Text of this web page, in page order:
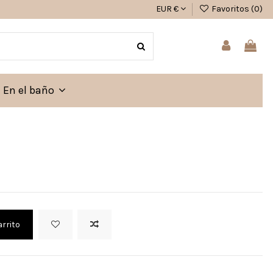
EUR € Favoritos (0)
En el baño